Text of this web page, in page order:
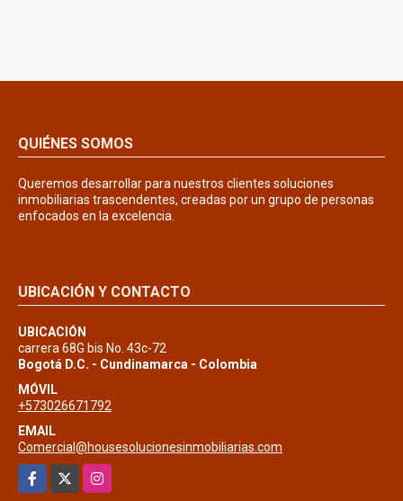
QUIÉNES SOMOS
Queremos desarrollar para nuestros clientes soluciones
inmobiliarias trascendentes, creadas por un grupo de personas
enfocados en la excelencia.
UBICACIÓN Y CONTACTO
UBICACIÓN
carrera 68G bis No. 43c-72
Bogotá D.C. - Cundinamarca - Colombia
MÓVIL
+573026671792
EMAIL
Comercial@housesolucionesinmobiliarias.com
Facebook
Instagram